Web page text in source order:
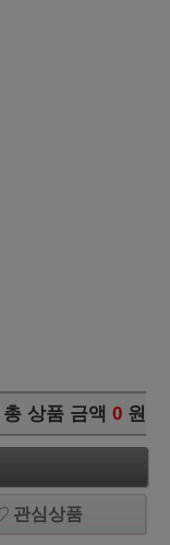
총 상품 금액 0 원
관심상품